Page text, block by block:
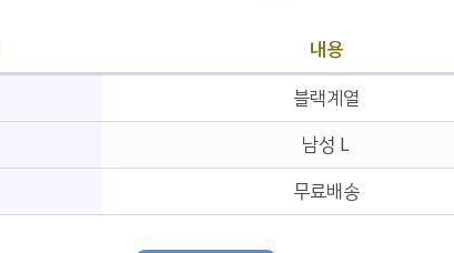
내용
블랙계열
남성 L
무료배송